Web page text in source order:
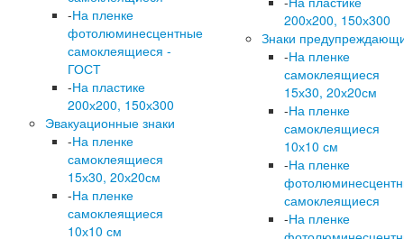
-На пленке
фотолюминесцентные
самоклеящиеся -
ГОСТ
-На пластике
200х200, 150х300
Эвакуационные знаки
-На пленке
самоклеящиеся
15х30, 20х20см
-На пленке
самоклеящиеся
10х10 см
200х200, 150х300
Знаки
-На пленке
самоклеящиеся
15х30, 20х20см
-На пленке
самоклеящиеся
10х10 см
-На пленке
самоклеящиеся
-На пленке